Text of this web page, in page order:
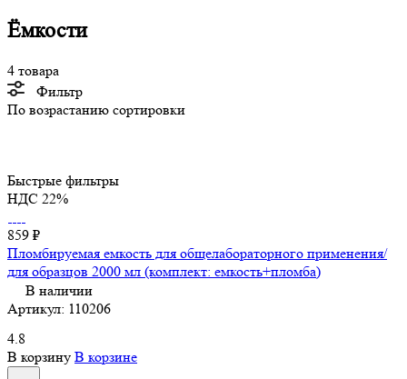
Ёмкости
4 товара
Фильтр
По возрастанию сортировки
Быстрые фильтры
НДС 22%
859 ₽
Пломбируемая емкость для общелабораторного применения/
для образцов 2000 мл (комплект: емкость+пломба)
В наличии
Артикул: 110206
4.8
В корзину В корзине